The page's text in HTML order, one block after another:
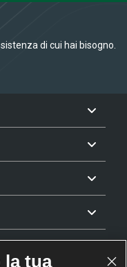
di cui hai bisogno.
la tua